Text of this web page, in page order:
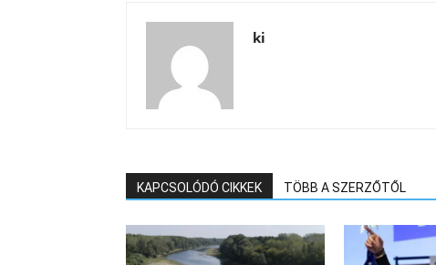
ki
KAPCSOLÓDÓ CIKKEK TÖBB A SZERZŐTŐL